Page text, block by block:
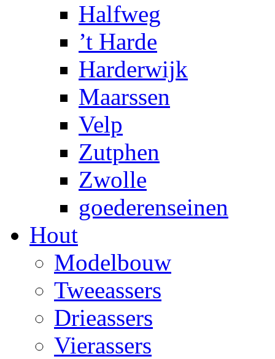
Halfweg
’t Harde
Harderwijk
Maarssen
Velp
Zutphen
Zwolle
goederenseinen
Hout
Modelbouw
Tweeassers
Drieassers
Vierassers